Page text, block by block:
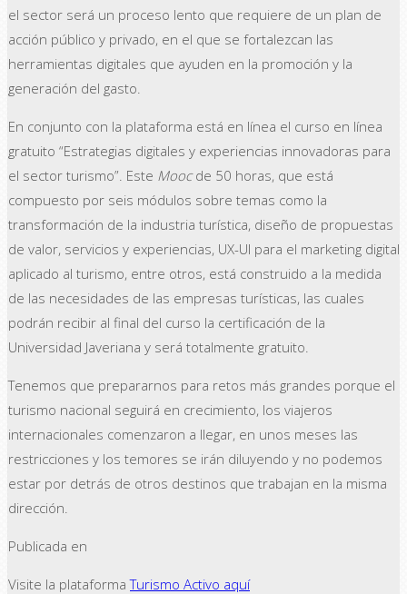
el sector será un proceso lento que requiere de un plan de
acción público y privado, en el que se fortalezcan las
herramientas digitales que ayuden en la promoción y la
generación del gasto.
En conjunto con la plataforma está en línea el curso en línea
gratuito “Estrategias digitales y experiencias innovadoras para
el sector turismo”. Este Moocde 50 horas, que está
compuesto por seis módulos sobre temas como la
transformación de la industria turística, diseño de propuestas
de valor, servicios y experiencias, UX-UI para el marketing digital
aplicado al turismo, entre otros, está construido a la medida
de las necesidades de las empresas turísticas, las cuales
podrán recibir al final del curso la certificación de la
Universidad Javeriana y será totalmente gratuito.
Tenemos que prepararnos para retos más grandes porque el
turismo nacional seguirá en crecimiento, los viajeros
internacionales comenzaron a llegar, en unos meses las
restricciones y los temores se irán diluyendo y no podemos
estar por detrás de otros destinos que trabajan en la misma
dirección.
Publicada en
Visite la plataformaTurismo Activo aquí